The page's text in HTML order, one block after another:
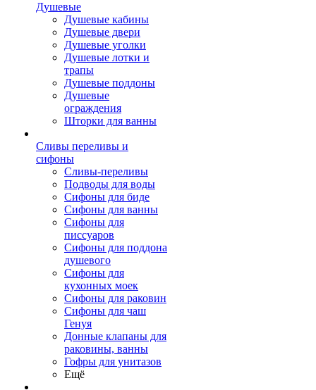
Душевые
Душевые кабины
Душевые двери
Душевые уголки
Душевые лотки и
трапы
Душевые поддоны
Душевые
ограждения
Шторки для ванны
Сливы переливы и
сифоны
Сливы-переливы
Подводы для воды
Сифоны для биде
Сифоны для ванны
Сифоны для
писсуаров
Сифоны для поддона
душевого
Сифоны для
кухонных моек
Сифоны для раковин
Сифоны для чаш
Генуя
Донные клапаны для
раковины, ванны
Гофры для унитазов
Ещё